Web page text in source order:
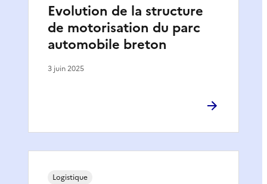
Evolution de la structure
de motorisation du parc
automobile breton
3 juin 2025
Logistique